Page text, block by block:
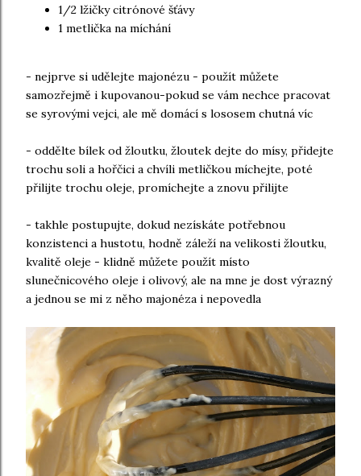
1/2 lžičky citrónové šťávy
1 metlička na míchání
- nejprve si udělejte majonézu - použít můžete
samozřejmě i kupovanou-pokud se vám nechce pracovat
se syrovými vejci, ale mě domácí s lososem chutná víc
- oddělte bílek od žloutku, žloutek dejte do mísy, přidejte
trochu soli a hořčici a chvíli metličkou míchejte, poté
přilijte trochu oleje, promíchejte a znovu přilijte
- takhle postupujte, dokud nezískáte potřebnou
konzistenci a hustotu, hodně záleží na velikosti žloutku,
kvalitě oleje - klidně můžete použít místo
slunečnicového oleje i olivový, ale na mne je dost výrazný
a jednou se mi z něho majonéza i nepovedla